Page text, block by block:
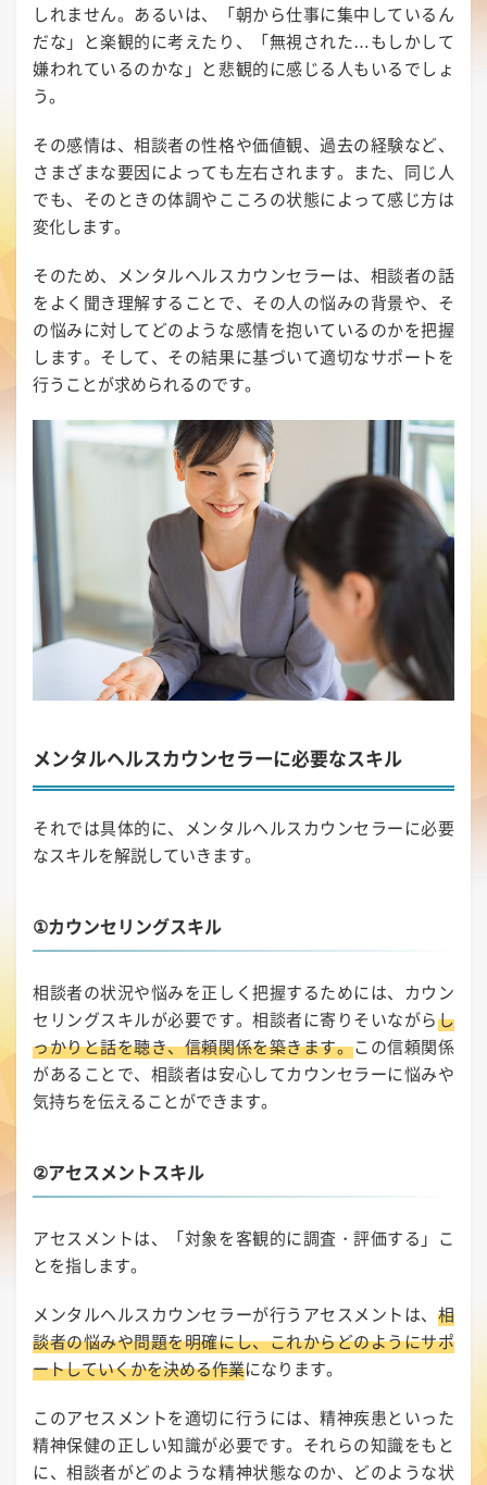
しれません。あるいは、「朝から仕事に集中しているん
だな」と楽観的に考えたり、「無視された…もしかして
嫌われているのかな」と悲観的に感じる人もいるでしょ
う。
その感情は、相談者の性格や価値観、過去の経験など、
さまざまな要因によっても左右されます。また、同じ人
でも、そのときの体調やこころの状態によって感じ方は
変化します。
そのため、メンタルヘルスカウンセラーは、相談者の話
をよく聞き理解することで、その人の悩みの背景や、そ
の悩みに対してどのような感情を抱いているのかを把握
します。そして、その結果に基づいて適切なサポートを
行うことが求められるのです。
メンタルヘルスカウンセラーに必要なスキル
それでは具体的に、メンタルヘルスカウンセラーに必要
なスキルを解説していきます。
①カウンセリングスキル
相談者の状況や悩みを正しく把握するためには、カウン
セリングスキルが必要です。相談者に寄りそいながらし
っかりと話を聴き、信頼関係を築きます。この信頼関係
があることで、相談者は安心してカウンセラーに悩みや
気持ちを伝えることができます。
②アセスメントスキル
アセスメントは、「対象を客観的に調査・評価する」こ
とを指します。
メンタルヘルスカウンセラーが行うアセスメントは、 相
談者の悩みや問題を明確にし、これからどのようにサポ
ートしていくかを決める作業になります。
このアセスメントを適切に行うには、精神疾患といった
精神保健の正しい知識が必要です。それらの知識をもと
に、相談者がどのような精神状態なのか、どのような状